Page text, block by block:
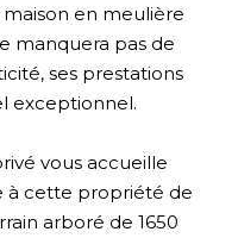
en meulière
manquera pas de
ses prestations
exceptionnel.
vous accueille
à cette propriété de
arboré de 1650